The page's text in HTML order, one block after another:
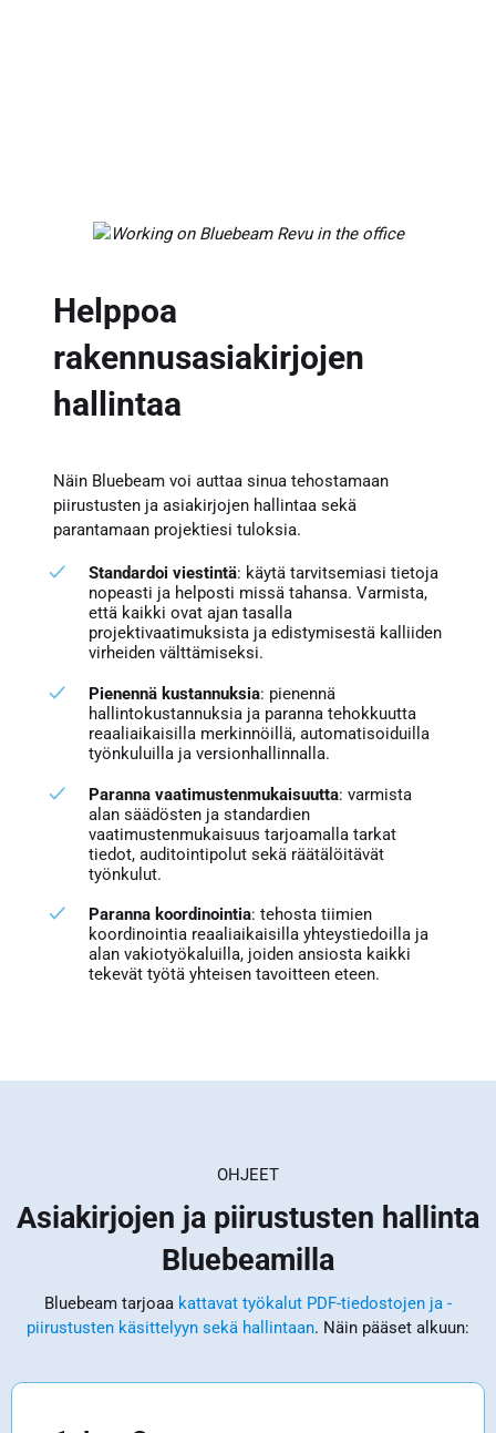
Helppoa
rakennusasiakirjojen
hallintaa
Näin Bluebeam voi auttaa sinua tehostamaan
piirustusten ja asiakirjojen hallintaa sekä
parantamaan projektiesi tuloksia.
Standardoi viestintä: käytä tarvitsemiasi tietoja
nopeasti ja helposti missä tahansa. Varmista,
että kaikki ovat ajan tasalla
projektivaatimuksista ja edistymisestä kalliiden
virheiden välttämiseksi.
Pienennä kustannuksia: pienennä
hallintokustannuksia ja paranna tehokkuutta
reaaliaikaisilla merkinnöillä, automatisoiduilla
työnkuluilla ja versionhallinnalla.
Paranna vaatimustenmukaisuutta: varmista
alan säädösten ja standardien
vaatimustenmukaisuus tarjoamalla tarkat
tiedot, auditointipolut sekä räätälöitävät
työnkulut.
Paranna koordinointia: tehosta tiimien
koordinointia reaaliaikaisilla yhteystiedoilla ja
alan vakiotyökaluilla, joiden ansiosta kaikki
tekevät työtä yhteisen tavoitteen eteen.
OHJEET
Asiakirjojen ja piirustusten hallinta
Bluebeamilla
Bluebeam tarjoaa kattavat työkalut PDF-tiedostojen ja -
piirustusten käsittelyyn sekä hallintaan. Näin pääset alkuun: